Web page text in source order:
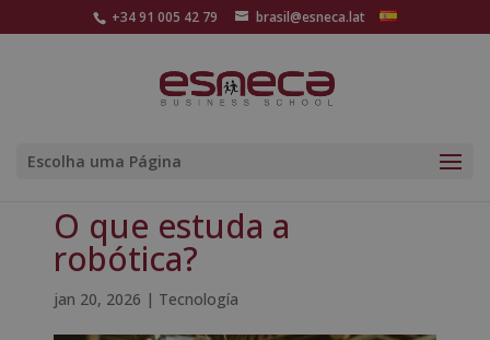
+34 91 005 42 79 brasil@esneca.lat
Escolha uma Página
O que estuda a
robótica?
jan 20, 2026 | Tecnología